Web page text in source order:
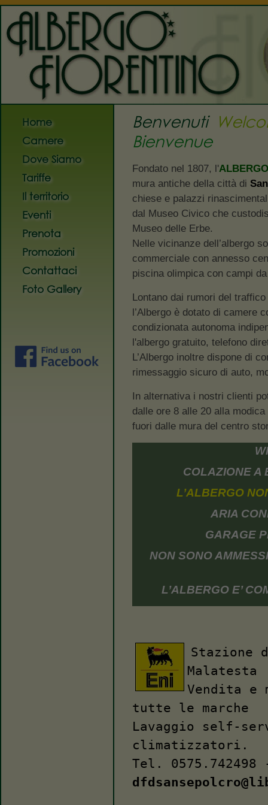
Albergo Fiorentino
Home
Camere
Dove Siamo
Tariffe
Il territorio
Eventi
Prenota
Promozioni
Contattaci
Foto Gallery
Benvenuti
Bienvenue
Fondato nel 1807, l'
mura antiche della città di
chiese e palazzi
dal Museo Civico che
Museo delle Erbe.
Nelle vicinanze dell’albergo
commerciale con annesso
piscina olimpica con campi
Lontano dai rumori del
l’Albergo è dotato di camere
condizionata autonoma
l'albergo gratuito, telefono
L’Albergo inoltre dispone di
rimessaggio sicuro di auto,
In alternativa i nostri clienti
dalle ore 8 alle 20 alla
fuori dalle mura del centro
COLAZIONE A
L’ALBERGO
ARIA
GARAGE
NON SONO
L’ALBERGO E’
Stazione
Malatesta
Vendita e
tutte le marche
Lavaggio self-
climatizzatori.
Tel.